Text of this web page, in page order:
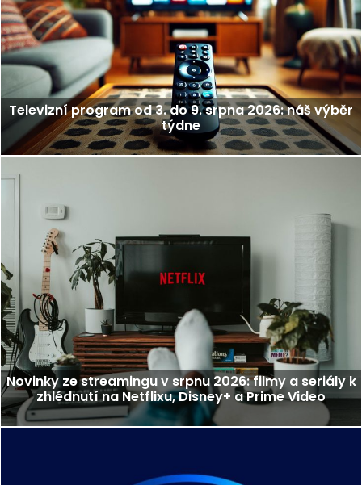
Televizní program od 3. do 9. srpna 2026: náš výběr
týdne
Novinky ze streamingu v srpnu 2026: filmy a seriály k
zhlédnutí na Netflixu, Disney+ a Prime Video